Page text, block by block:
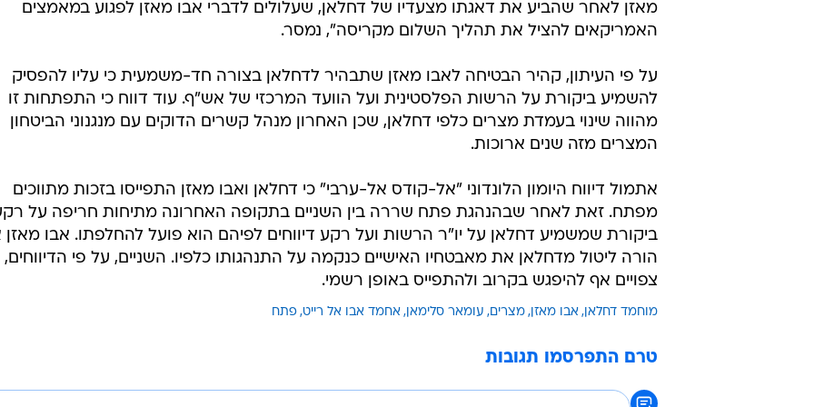
מאזן לאחר שהביע את דאגתו מצעדיו של דחלאן, שעלולים לדברי אבו מאזן לפגוע במאמצים
האמריקאים להציל את תהליך השלום מקריסה", נמסר.
על פי העיתון, קהיר הבטיחה לאבו מאזן שתבהיר לדחלאן בצורה חד-משמעית כי עליו להפסיק
להשמיע ביקורת על הרשות הפלסטינית ועל הוועד המרכזי של אש"ף. עוד דווח כי התפתחות זו
מהווה שינוי בעמדת מצרים כלפי דחלאן, שכן האחרון מנהל קשרים הדוקים עם מנגנוני הביטחון
המצרים מזה שנים ארוכות.
אתמול דיווח היומון הלונדוני "אל-קודס אל-ערבי" כי דחלאן ואבו מאזן התפייסו בזכות מתווכים
מפתח. זאת לאחר שבהנהגת פתח שררה בין השניים בתקופה האחרונה מתיחות חריפה על
ביקורת שמשמיע דחלאן על יו"ר הרשות ועל רקע דיווחים לפיהם הוא פועל להחלפתו. אבו
הורה ליטול מדחלאן את מאבטחיו האישיים כנקמה על התנהגותו כלפיו. השניים, על פי הדיווחים,
צפויים אף להיפגש בקרוב ולהתפייס באופן רשמי.
מוחמד דחלאן אבו מאזן מצרים עומאר סלימאן אחמד אבו אל רייט פתח
טרם התפרסמו תגובות